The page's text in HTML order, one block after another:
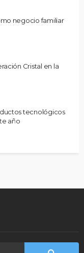
negocio familiar
Cristal en la
tecnológicos
año